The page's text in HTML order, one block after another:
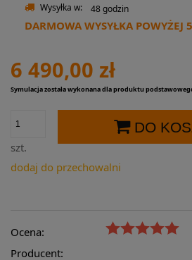
Wysyłka w: 48 godzin
DARMOWA WYSYŁKA POWYŻEJ
6 490,00 zł
Symulacja została wykonana dla produktu
szt.
DO
dodaj do przechowalni
Ocena:
Producent: